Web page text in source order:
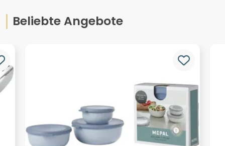
Beliebte Angebote